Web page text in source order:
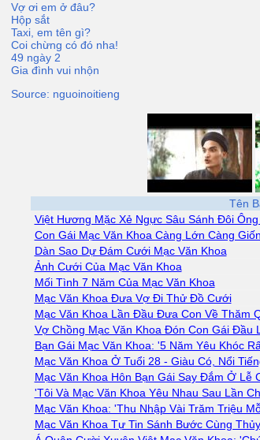
Vợ ơi em ở đâu?
Hộp sắt
Taxi, em tên gì?
Coi chừng có đó nha!
49 ngày 2
Gia đình vui nhộn
Source: nguoinoitieng
Tên
Việt Hương Mặc Xẻ Ngực Sâu Sánh Đôi Ông
Con Gái Mạc Văn Khoa Càng Lớn Càng
Dàn Sao Dự Đám Cưới Mạc Văn Khoa
Ảnh Cưới Của Mạc Văn Khoa
Mối Tình 7 Năm Của Mạc Văn Khoa
Mạc Văn Khoa Đưa Vợ Đi Thử Đồ Cưới
Mạc Văn Khoa Lần Đầu Đưa Con Về Thăm
Vợ Chồng Mạc Văn Khoa Đón Con Gái Đầu
Bạn Gái Mạc Văn Khoa: '5 Năm Yêu Khóc
Mạc Văn Khoa Ở Tuổi 28 - Giàu Có, Nổi
Mạc Văn Khoa Hôn Bạn Gái Say Đắm Ở Lễ
'Tôi Và Mạc Văn Khoa Yêu Nhau Sau Lần
Mạc Văn Khoa: 'Thu Nhập Vài Trăm Triệu
Mạc Văn Khoa Tự Tin Sánh Bước Cùng